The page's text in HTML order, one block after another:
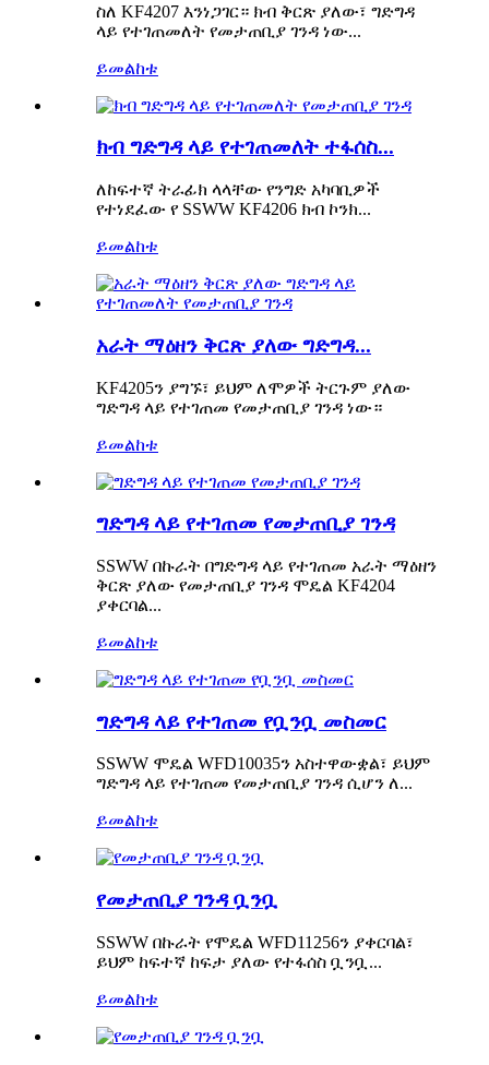
ስለ KF4207 እንነጋገር። ክብ ቅርጽ ያለው፣ ግድግዳ
ላይ የተገጠመለት የመታጠቢያ ገንዳ ነው...
ይመልከቱ
ክብ ግድግዳ ላይ የተገጠመለት ተፋሰስ...
ለከፍተኛ ትራፊክ ላላቸው የንግድ አካባቢዎች
የተነደፈው የ SSWW KF4206 ክብ ኮንክ...
ይመልከቱ
አራት ማዕዘን ቅርጽ ያለው ግድግዳ...
KF4205ን ያግኙ፣ ይህም ለሞዎች ትርጉም ያለው
ግድግዳ ላይ የተገጠመ የመታጠቢያ ገንዳ ነው።
ይመልከቱ
ግድግዳ ላይ የተገጠመ የመታጠቢያ ገንዳ
SSWW በኩራት በግድግዳ ላይ የተገጠመ አራት ማዕዘን
ቅርጽ ያለው የመታጠቢያ ገንዳ ሞዴል KF4204
ያቀርባል...
ይመልከቱ
ግድግዳ ላይ የተገጠመ የቧንቧ መስመር
SSWW ሞዴል WFD10035ን አስተዋውቋል፣ ይህም
ግድግዳ ላይ የተገጠመ የመታጠቢያ ገንዳ ሲሆን ለ...
ይመልከቱ
የመታጠቢያ ገንዳ ቧንቧ
SSWW በኩራት የሞዴል WFD11256ን ያቀርባል፣
ይህም ከፍተኛ ከፍታ ያለው የተፋሰስ ቧንቧ...
ይመልከቱ